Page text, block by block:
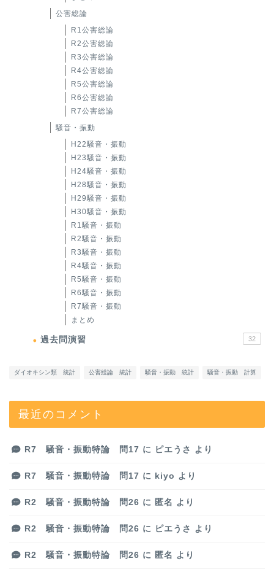
公害総論
R1公害総論
R2公害総論
R3公害総論
R4公害総論
R5公害総論
R6公害総論
R7公害総論
騒音・振動
H22騒音・振動
H23騒音・振動
H24騒音・振動
H28騒音・振動
H29騒音・振動
H30騒音・振動
R1騒音・振動
R2騒音・振動
R3騒音・振動
R4騒音・振動
R5騒音・振動
R6騒音・振動
R7騒音・振動
まとめ
過去問演習 32
ダイオキシン類 統計 公害総論 統計 騒音・振動 統計 騒音・振動 計算
最近のコメント
R7 騒音・振動特論 問17 に ピエうさ より
R7 騒音・振動特論 問17 に kiyo より
R2 騒音・振動特論 問26 に 匿名 より
R2 騒音・振動特論 問26 に ピエうさ より
R2 騒音・振動特論 問26 に 匿名 より